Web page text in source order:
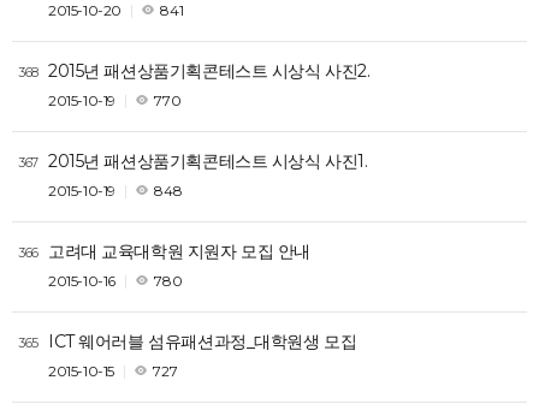
2015-10-20 841
368 2015년 패션상품기획콘테스트 시상식 사진2.
2015-10-19 770
367 2015년 패션상품기획콘테스트 시상식 사진1.
2015-10-19 848
366 고려대 교육대학원 지원자 모집 안내
2015-10-16 780
365 ICT 웨어러블 섬유패션과정_대학원생 모집
2015-10-15 727